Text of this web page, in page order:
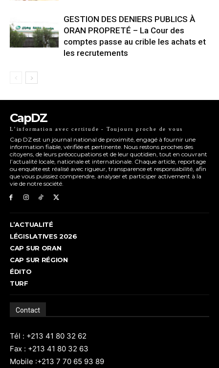
GESTION DES DENIERS PUBLICS À
ORAN PROPRETÉ – La Cour des
comptes passe au crible les achats et
les recrutements
CapDZ
L’information avec certitude - Toujours proche de vous
Cap DZ est un journal national de proximité, engagé à fournir une
information fiable, vérifiée et pertinente. Nous restons proches des
citoyens, de leurs préoccupations et de leur quotidien, tout en couvrant
l’actualité locale, nationale et internationale. Chaque article, reportage
ou enquête est réalisé avec rigueur, transparence et responsabilité, afin
que vous puissiez comprendre, analyser et participer activement à la
vie de notre société.
L’ACTUALITÉ
LÉGISLATIVES 2026
CAP SUR ORAN
CAP SUR RÉGION
ÉDITO
TURF
Contact
Tél : +213 41 80 32 62
Fax : +213 41 80 32 63
Mobile :+213 7 70 65 93 89